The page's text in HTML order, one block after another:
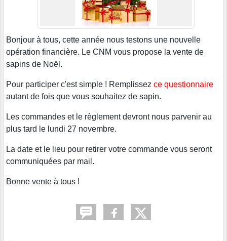
Bonjour à tous, cette année nous testons une nouvelle
opération financière. Le CNM vous propose la vente de
sapins de Noël.
Pour participer c'est simple ! Remplissez ce questionnaire
autant de fois que vous souhaitez de sapin.
Les commandes et le règlement devront nous parvenir au
plus tard le lundi 27 novembre.
La date et le lieu pour retirer votre commande vous seront
communiquées par mail.
Bonne vente à tous !